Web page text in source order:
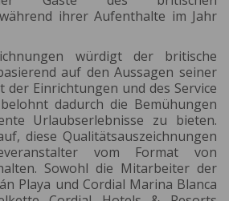
ihrer Aufenthalte im Jahr
würdigt der britische
auf den Aussagen seiner
der Einrichtungen und des Service
dadurch die Bemühungen
Urlaubserlebnisse zu bieten.
diese Qualitätsauszeichnungen
vom Format von
Sowohl die Mitarbeiter der
Playa und Cordial Marina Blanca